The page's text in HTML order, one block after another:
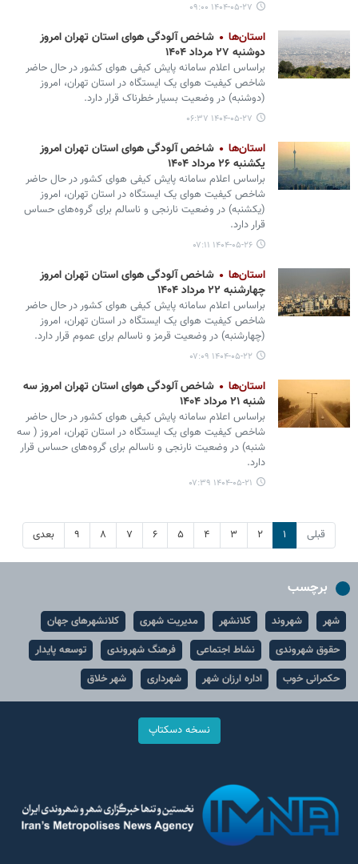
۱۴۰۴-۰۵-۲۷ ۰۹:۰۰
استان‌ها
شاخص آلودگی هوای استان تهران امروز
دوشنبه ۲۷ مرداد ۱۴۰۴
براساس اعلام سامانه پایش کیفی هوای کشور در حال حاضر
شاخص کیفیت هوای یک ایستگاه در استان تهران، امروز
(دوشنبه) در وضعیت بسیار خطرناک قرار دارد.
۱۴۰۴-۰۵-۲۷ ۰۶:۳۷
استان‌ها
شاخص آلودگی هوای استان تهران امروز
یکشنبه ۲۶ مرداد ۱۴۰۴
براساس اعلام سامانه پایش کیفی هوای کشور در حال حاضر
شاخص کیفیت هوای یک ایستگاه در استان تهران، امروز
(یکشنبه) در وضعیت نارنجی و ناسالم برای گروه‌های حساس
قرار دارد.
۱۴۰۴-۰۵-۲۶ ۰۷:۱۱
استان‌ها
شاخص آلودگی هوای استان تهران امروز
چهارشنبه ۲۲ مرداد ۱۴۰۴
براساس اعلام سامانه پایش کیفی هوای کشور در حال حاضر
شاخص کیفیت هوای یک ایستگاه در استان تهران، امروز
(چهارشنبه) در وضعیت قرمز و ناسالم برای عموم قرار دارد.
۱۴۰۴-۰۵-۲۲ ۰۷:۰۹
استان‌ها
شاخص آلودگی هوای استان تهران امروز سه
شنبه ۲۱ مرداد ۱۴۰۴
براساس اعلام سامانه پایش کیفی هوای کشور در حال حاضر
شاخص کیفیت هوای یک ایستگاه در استان تهران، امروز ( سه
شنبه) در وضعیت نارنجی و ناسالم برای گروه‌های حساس قرار
دارد.
۱۴۰۴-۰۵-۲۱ ۰۷:۳۹
قبلی ۱ ۲ ۳ ۴ ۵ ۶ ۷ ۸ ۹ بعدی
برچسب
شهر شهروند کلانشهر مدیریت شهری
کلانشهرهای جهان
حقوق شهروندی
نشاط اجتماعی فرهنگ شهروندی
توسعه پایدار
حکمرانی خوب
اداره ارزان شهر شهرداری شهر خلاق
نسخه دسکتاپ